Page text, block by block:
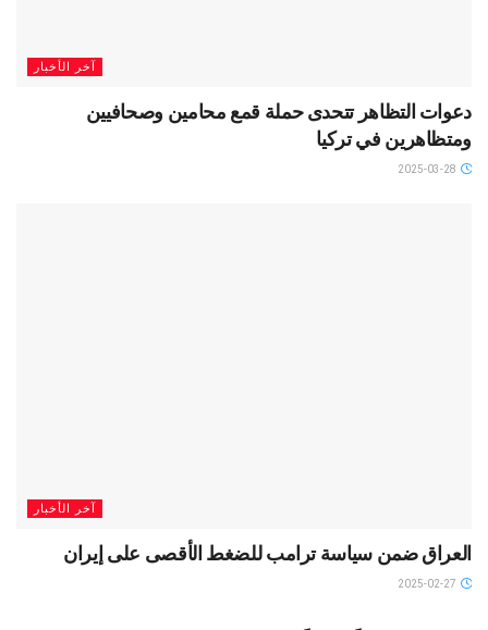
آخر الأخبار
دعوات التظاهر تتحدى حملة قمع محامين وصحافيين
ومتظاهرين في تركيا
آخر الأخبار
العراق ضمن سياسة ترامب للضغط الأقصى على إيران